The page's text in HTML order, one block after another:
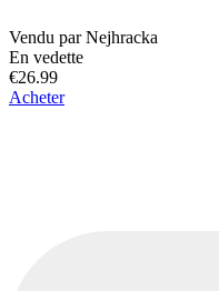
Vendu parNejhracka
En vedette
€26.99
Acheter